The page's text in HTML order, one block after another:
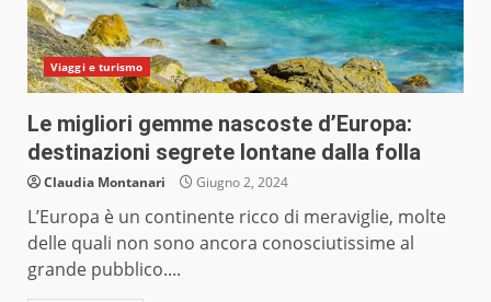
Viaggi e turismo
Le migliori gemme nascoste d’Europa:
destinazioni segrete lontane dalla folla
Claudia Montanari Giugno 2, 2024
L’Europa è un continente ricco di meraviglie, molte
delle quali non sono ancora conosciutissime al
grande pubblico....